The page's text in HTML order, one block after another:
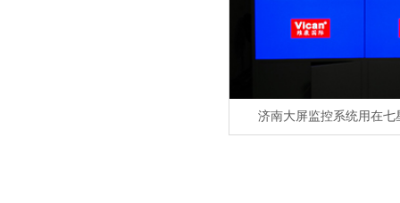
济南大屏监控系统用在七